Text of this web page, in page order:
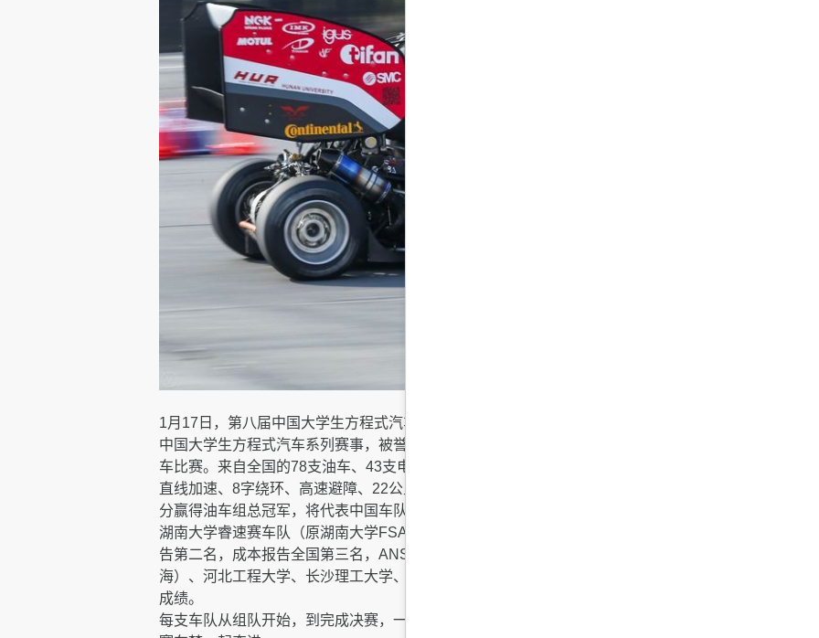
1月17日，第八届中国大学生方程式汽车系列赛事于湖北襄阳梦想方程式赛场圆满落幕。Motul技术支
中国大学生方程式汽车系列赛事，被誉为“汽车工程师的摇篮”。是由高等院校车辆工程或汽车相关专
车比赛。来自全国的78支油车、43支电车、7支无人驾驶车队，经过了赛车设计报告答辩、赛车成本
直线加速、8字绕环、高速避障、22公里耐久赛和燃油经济性八个项目的激烈角逐，最终由MOTUL赞
分赢得油车组总冠军，将代表中国车队参加2018年的德国大学生方程式汽车大赛。
湖南大学睿速赛车队（原湖南大学FSAE赛车队）创建于2006年，是中国大陆第一支大学生方程式赛
告第二名，成本报告全国第三名，ANSYS仿真设计一等奖，Honda奖二等奖。MOTUL赞助的燕山大
海）、河北工程大学、长沙理工大学、广西科技大学在油车组均取得了不错的名次；同济大学和广西
成绩。
每支车队从组队开始，到完成决赛，一年多来，成员们日夜相守，为了赛车的制动、悬架、速度、外